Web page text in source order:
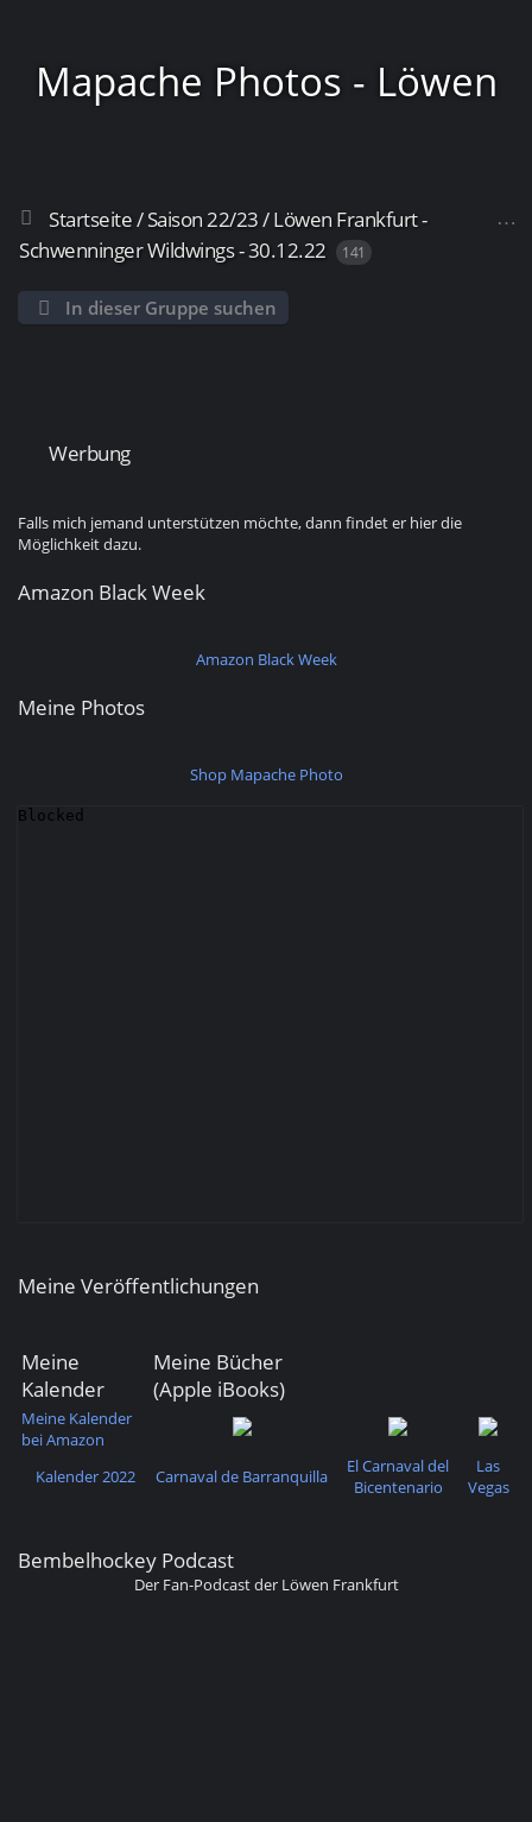
Mapache Photos - Löwen
Frankfurt
Startseite/Saison 22/23/Löwen Frankfurt -
Schwenninger Wildwings - 30.12.22
141
In dieser Gruppe suchen
Werbung
Falls mich jemand unterstützen möchte, dann findet er hier die
Möglichkeit dazu.
Amazon Black Week
Amazon Black Week
Meine Photos
Shop Mapache Photo
Meine Veröffentlichungen
Meine
Kalender
Meine Bücher
(Apple iBooks)
Meine Kalender
bei Amazon
Kalender 2022
Carnaval de Barranquilla
El Carnaval del
Bicentenario
Las
Vegas
Bembelhockey Podcast
Der Fan-Podcast der Löwen Frankfurt